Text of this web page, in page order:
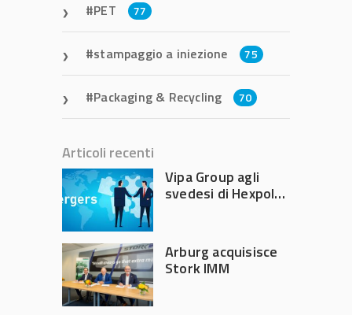
PET 77
stampaggio a iniezione 75
Packaging & Recycling 70
Articoli recenti
Vipa Group agli
svedesi di Hexpol
Arburg acquisisce
Stork IMM